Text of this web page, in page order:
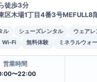
徒歩3分
区木場1丁目4番3号MEFULL8
ル シューズレンタル ウェア
Wi-Fi 無料体験 ミネラルウォ
営業時間
〜22:00